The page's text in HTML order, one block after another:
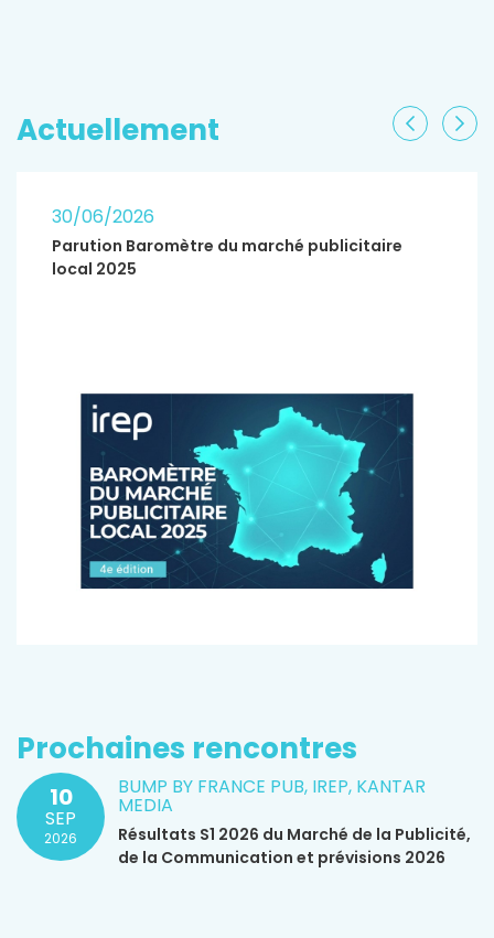
Actuellement
30/06/2026
Parution Baromètre du marché publicitaire
local 2025
Prochaines rencontres
10
SEP
2026
BUMP BY FRANCE PUB, IREP, KANTAR
MEDIA
Résultats S1 2026 du Marché de la Publicité,
de la Communication et prévisions 2026